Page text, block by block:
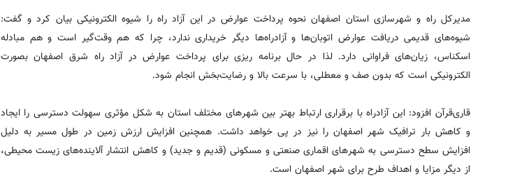
مدیرکل راه و شهرسازی استان اصفهان نحوه پرداخت عوارض در این آزاد راه را شیوه الکترونیکی بیان کرد و گفت:
شیوه‌های قدیمی دریافت عوارض اتوبان‌ها و آزادراه‌ها دیگر خریداری ندارد، چرا که هم وقت‌گیر است و هم مبادله
اسکناس، زیان‌های فراوانی دارد. لذا در حال برنامه ریزی برای پرداخت عوارض در آزاد راه شرق اصفهان بصورت
الکترونیکی است که بدون صف و معطلی، با سرعت بالا و رضایت‌بخش انجام شود.
قاری‌قرآن افزود: این آزادراه با برقراری ارتباط بهتر بین شهرهای مختلف استان به شکل مؤثری سهولت دسترسی را ایجاد
و کاهش بار ترافیک شهر اصفهان را نیز در پی خواهد داشت. همچنین افزایش ارزش زمین در طول مسیر به دلیل
افزایش سطح دسترسی به شهرهای اقماری صنعتی و مسکونی (قدیم و جدید) و کاهش انتشار آلاینده‌های زیست محیطی،
از دیگر مزایا و اهداف طرح برای شهر اصفهان است.